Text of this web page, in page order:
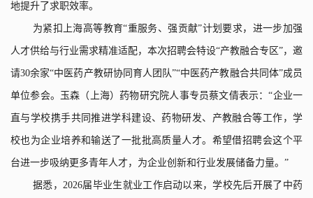
地提升了求职效率。
为紧扣上海高等教育“重服务、强贡献”计划要求，进一步加强
人才供给与行业需求精准适配，本次招聘会特设“产教融合专区”，邀
请30余家“中医药产教研协同育人团队”“中医药产教融合共同体”成员
单位参会。玉森（上海）药物研究院人事专员蔡文倩表示：“企业一
直与学校携手共同推进学科建设、药物研发、产教融合等工作，学
校也为企业培养和输送了一批批高质量人才。希望借招聘会这个平
台进一步吸纳更多青年人才，为企业创新和行业发展储备力量。 ”
据悉， 2026届毕业生就业工作启动以来，学校先后开展了中药